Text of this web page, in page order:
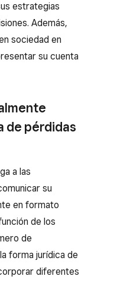
estrategias
Además,
sociedad en
su cuenta
de pérdidas
a las
su
en formato
de los
de
forma jurídica de
diferentes